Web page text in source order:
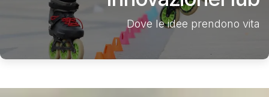
Dove le idee prendono vita